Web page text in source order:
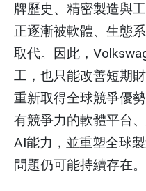
牌歷史、精密製造與
正逐漸被軟體、生態
取代。因此，
工，也只能改善短期
重新取得全球競爭優
有競爭力的軟體平台
AI能力，並重塑全球
問題仍可能持續存在。